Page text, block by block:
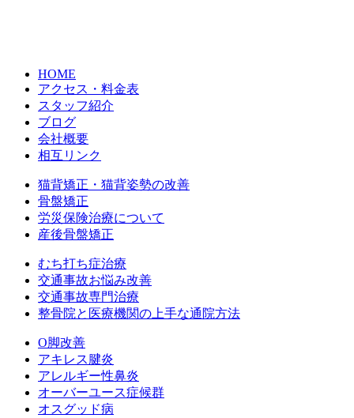
HOME
アクセス・料金表
スタッフ紹介
ブログ
会社概要
相互リンク
猫背矯正・猫背姿勢の改善
骨盤矯正
労災保険治療について
産後骨盤矯正
むち打ち症治療
交通事故お悩み改善
交通事故専門治療
整骨院と医療機関の上手な通院方法
O脚改善
アキレス腱炎
アレルギー性鼻炎
オーバーユース症候群
オスグッド病